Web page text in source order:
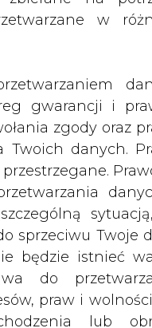
gwarancji i
zgody oraz
Twoich danych.
sprzeciwu Twoje
będzie istnieć
do
praw i
lub
przetwarzane w
wsparcia narzędzi sztucznej
portalu CIRE zgadza się na
treningowych LLM.